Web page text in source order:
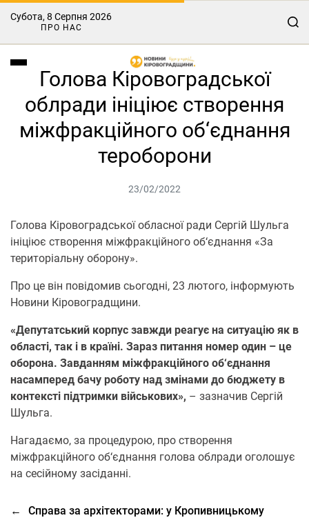
Субота, 8 Серпня 2026
ПРО НАС
Голова Кіровоградської
облради ініціює створення
міжфракційного об‘єднання
тероборони
23/02/2022
Голова Кіровоградської обласної ради Сергій Шульга
ініціює створення міжфракційного об‘єднання «За
територіальну оборону».
Про це він повідомив сьогодні, 23 лютого, інформують
Новини Кіровоградщини.
«Депутатський корпус завжди реагує на ситуацію як в
області, так і в країні. Зараз питання номер один – це
оборона. Завданням міжфракційного об‘єднання
насамперед бачу роботу над змінами до бюджету в
контексті підтримки військових», – зазначив Сергій
Шульга.
Нагадаємо, за процедурою, про створення
міжфракційного об‘єднання голова облради оголошує
на сесійному засіданні.
←
Справа за архітекторами: у Кропивницькому